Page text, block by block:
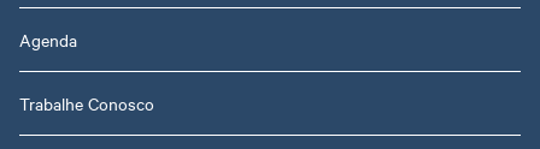
Agenda
Trabalhe Conosco